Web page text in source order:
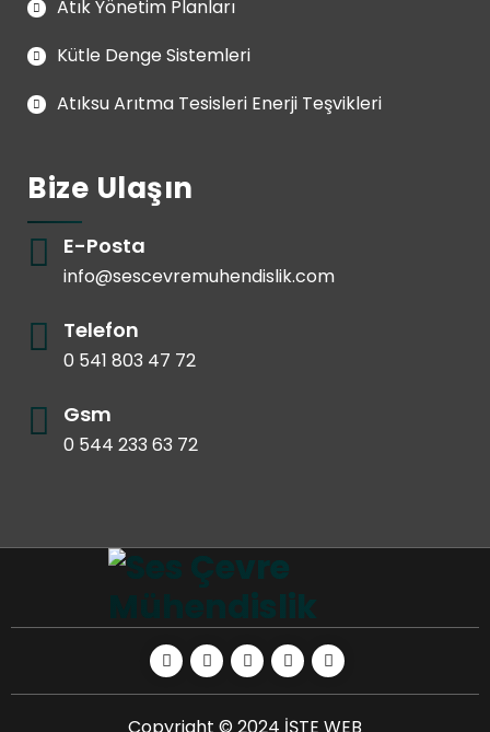
Atık Yönetim Planları
Kütle Denge Sistemleri
Atıksu Arıtma Tesisleri Enerji Teşvikleri
Bize Ulaşın
E-Posta
info@sescevremuhendislik.com
Telefon
0 541 803 47 72
Gsm
0 544 233 63 72